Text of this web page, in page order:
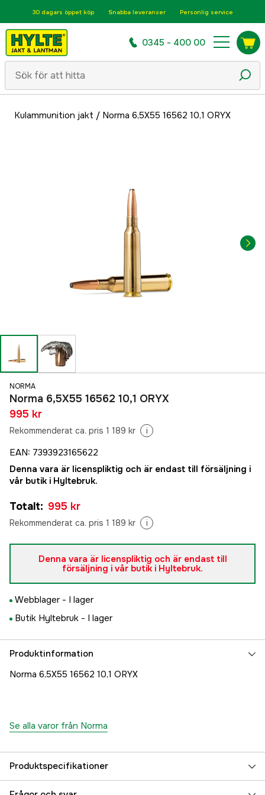
30 dagars öppet köp Snabba leveranser Personlig service
0345 - 400 00
Kulammunition jakt / Norma 6,5X55 16562 10,1 ORYX
NORMA
Norma 6,5X55 16562 10,1 ORYX
995 kr
Rekommenderat ca. pris 1 189 kr i
EAN: 7393923165622
Denna vara är licenspliktig och är endast till försäljning i
vår butik i Hyltebruk.
Totalt: 995 kr
Rekommenderat ca. pris 1 189 kr i
Denna vara är licenspliktig och är endast till
försäljning i vår butik i Hyltebruk.
Webblager - I lager
Butik Hyltebruk - I lager
Produktinformation
Norma 6,5X55 16562 10,1 ORYX
Se alla varor från Norma
Produktspecifikationer